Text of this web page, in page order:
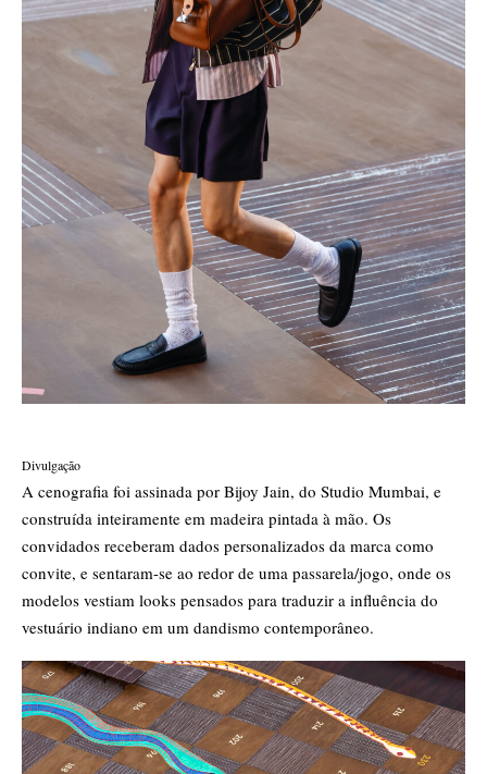
Divulgação
A cenografia foi assinada por Bijoy Jain, do Studio Mumbai, e
construída inteiramente em madeira pintada à mão. Os
convidados receberam dados personalizados da marca como
convite, e sentaram-se ao redor de uma passarela/jogo, onde os
modelos vestiam looks pensados para traduzir a influência do
vestuário indiano em um dandismo contemporâneo.